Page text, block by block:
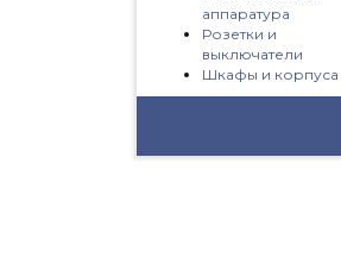
аппаратура
Розетки и
выключатели
Шкафы и корпуса